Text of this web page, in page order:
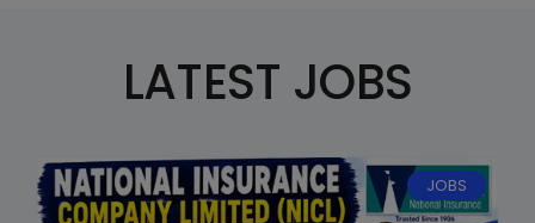
LATEST JOBS
JOBS